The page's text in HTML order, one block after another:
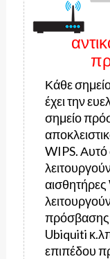
Κάθε
έχει την
σημείο
WIPS. Αυτό
αισθητήρες
πρόσβασης
Ubiquiti
επιπέδου